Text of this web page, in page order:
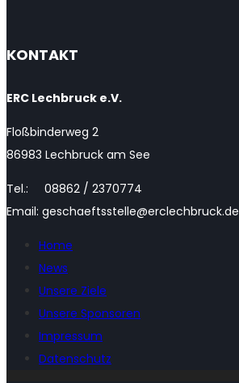
KONTAKT
ERC Lechbruck e.V.
Floßbinderweg 2
86983 Lechbruck am See
Tel.: 08862 / 2370774
Email: geschaeftsstelle@erclechbruck.de
Home
News
Unsere Ziele
Unsere Sponsoren
Impressum
Datenschutz